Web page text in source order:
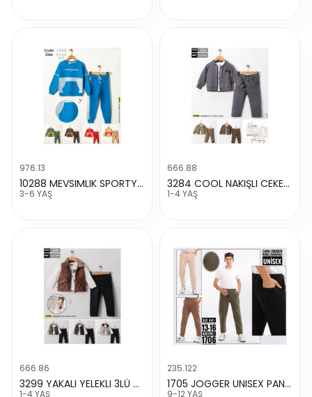
976.13
10288 MEVSIMLIK SPORTY TAKIM
3-6 YAŞ
666.88
3284 COOL NAKIŞLI CEKETLI TAKIM
1-4 YAŞ
666.86
3299 YAKALI YELEKLI 3LÜ TAKIM
1-4 YAŞ
235.122
1705 JOGGER UNISEX PANTALON
9-12 YAŞ